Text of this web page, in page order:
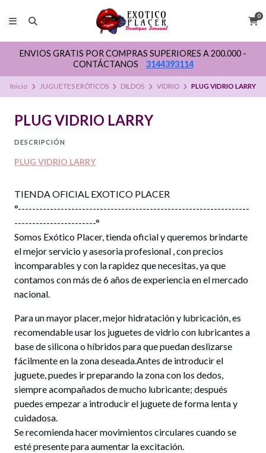
0
ENVIOS GRATIS POR COMPRAS SUPERIORES A 200.000 -
CONTÁCTANOS
3144393114
Inicio JUGUETES ERÓTICOS DILDOS VIDRIO PLUG VIDRIO LARRY
PLUG VIDRIO LARRY
DESCRIPCIÓN
PLUG VIDRIO LARRY
TIENDA OFICIAL EXOTICO PLACER
°-----------------------------------------------------------------
-----------------------°
Somos Exótico Placer, tienda oficial y queremos brindarte
el mejor servicio y asesoria profesional , con precios
incomparables y con la rapidez que necesitas, ya que
contamos con más de 6 años de experiencia en el mercado
nacional.
Para un mayor placer, mejor hidratación y lubricación, es
recomendable usar los juguetes de vidrio con lubricantes a
base de silicona o híbridos para que puedan deslizarse
fácilmente en la zona deseada.Antes de introducir el
juguete, puedes ir preparando la zona con los dedos,
siempre acompañados de mucho lubricante; después
puedes empezar a introducir el juguete de forma lenta y
cuidadosa.
Se recomienda hacer movimientos circulares cuando se
esté presente para aumentar la excitación.